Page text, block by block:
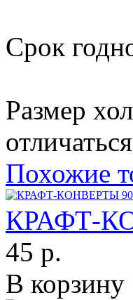
Срок
Размер
Похожие
КРАФТ-
45 р.
В корзину